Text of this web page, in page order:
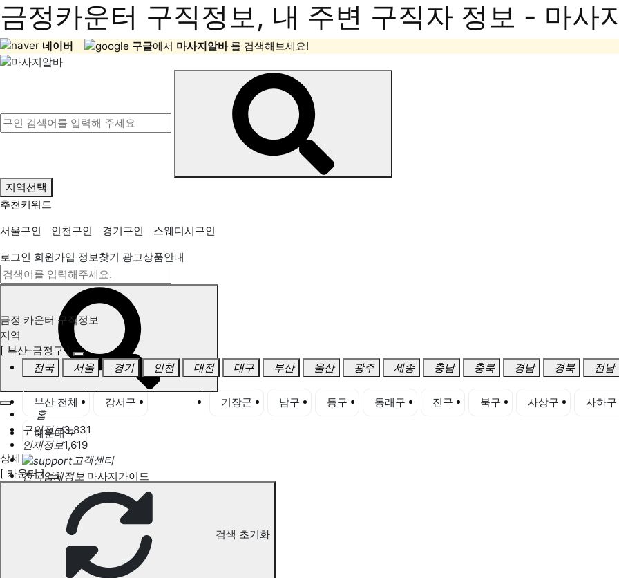
금정카운터 구직정보, 내 주변 구직자 정보 - 마사
네이버 구글에서 마사지알바 를 검색해보세요!
지역선택
추천키워드
서울구인
인천구인 경기구인
스웨디시구인
로그인 회원가입 정보찾기 광고상품안내
홈
구인정보3,831
인재정보1,619
고객센터
전국업체정보 마사지가이드
업체 서비스 관리
개인 서비스 관리
금정 카운터 구직정보
금정 카운터 구직정보
지역
[ 부산-금정구 ]
전국
서울 경기 인천 대전 대구 부산 울산 광주 세종 충남 충북 경남 경북 전남
부산 전체 강서구 기장군 남구 동구 동래구 진구 북구 사상구 사하구
해운대구
상세
[ 카운터 ]
검색 초기화